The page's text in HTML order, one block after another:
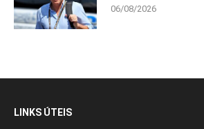
06/08/2026
LINKS ÚTEIS